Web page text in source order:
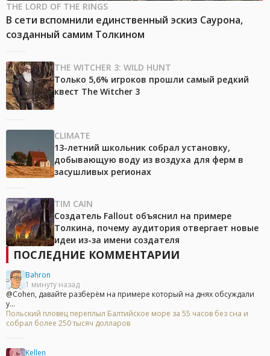
THE LORD OF THE RINGS
В сети вспомнили единственный эскиз Саурона,
созданный самим Толкином
THE WITCHER 3: WILD HUNT
Только 5,6% игроков прошли самый редкий
квест The Witcher 3
CLIMATE
13-летний школьник собрал установку,
добывающую воду из воздуха для ферм в
засушливых регионах
TIM CAIN
Создатель Fallout объяснил на примере
Толкина, почему аудитория отвергает новые
идеи из-за имени создателя
ПОСЛЕДНИЕ КОММЕНТАРИИ
Bahron
1 минуту назад
@Cohen, давайте разберём на примере который на днях обсуждали
у...
Польский пловец переплыл Балтийское море за 55 часов без сна и
собрал более 250 тысяч долларов
Kellen